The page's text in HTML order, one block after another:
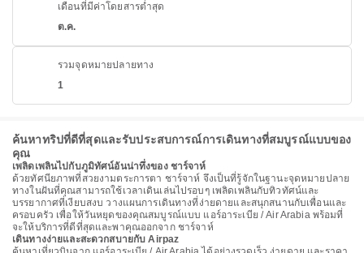
เดือนที่มีค่าโดยสารต่ำสุด
ต.ค.
รวมจุดหมายปลายทาง
1
ค้นหาทริปที่ดีที่สุดและรับประสบการณ์การเดินทางที่สมบูรณ์แบบของ
คุณ
เพลิดเพลินไปกับภูมิทัศน์อันน่าทึ่งของ ชาร์จาห์
ด้วยทัศนียภาพที่สวยงามตระการตา ชาร์จาห์ จึงเป็นที่รู้จักในฐานะจุดหมายปลาย
ทางในฝันที่คุณสามารถใช้เวลาเดินเล่นไปรอบๆ เพลิดเพลินกับทิวทัศน์และ
บรรยากาศที่เงียบสงบ วางแผนการเดินทางที่ง่ายดายและสนุกสนานกับเพื่อนและ
ครอบครัว เพื่อให้วันหยุดของคุณสมบูรณ์แบบ แอร์อาระเบีย / Air Arabia พร้อมที่
จะให้บริการที่ดีที่สุดและพาคุณออกจาก ชาร์จาห์
เดินทางง่ายและสะดวกสบายกับ Airpaz